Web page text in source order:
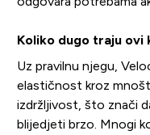
Koliko dugo traju ovi
Uz pravilnu njegu,
elastičnost kroz
izdržljivost, što znači
blijedjeti brzo. Mnogi